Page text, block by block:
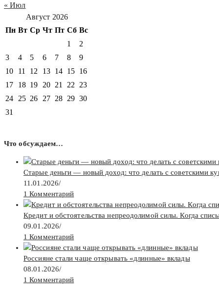
« Июл
Август 2026
Пн Вт Ср Чт Пт Сб Вс
1
2
3
4 5 6 7 8
9
10
11 12 13 14 15 16
17
18 19 20 21 22
23
24
25 26 27 28 29 30
31
Что обсуждаем…
Старые деньги — новый доход: что делать с советскими
11.01.2026/
1 Комментарий
Кредит и обстоятельства непреодолимой силы. Когда
09.01.2026/
1 Комментарий
Россияне стали чаще открывать «длинные» вклады
08.01.2026/
1 Комментарий